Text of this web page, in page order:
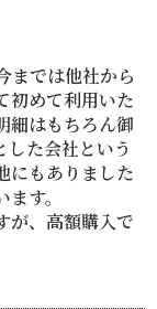
までは他社から
初めて利用いた
細はもちろん御
た会社という
にもありました
す。
が、高額購入で